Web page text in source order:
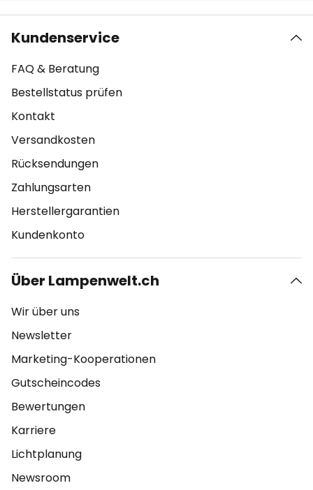
Kundenservice
FAQ & Beratung
Bestellstatus prüfen
Kontakt
Versandkosten
Rücksendungen
Zahlungsarten
Herstellergarantien
Kundenkonto
Über Lampenwelt.ch
Wir über uns
Newsletter
Marketing-Kooperationen
Gutscheincodes
Bewertungen
Karriere
Lichtplanung
Newsroom